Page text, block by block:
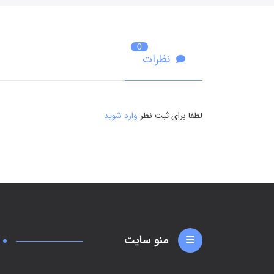
نظرات
0
لطفا برای ثبت نظر وارد شوید
منو سایت